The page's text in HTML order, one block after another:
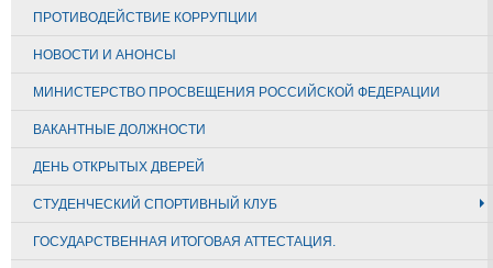
ПРОТИВОДЕЙСТВИЕ КОРРУПЦИИ
НОВОСТИ И АНОНСЫ
МИНИСТЕРСТВО ПРОСВЕЩЕНИЯ РОССИЙСКОЙ ФЕДЕРАЦИИ
ВАКАНТНЫЕ ДОЛЖНОСТИ
ДЕНЬ ОТКРЫТЫХ ДВЕРЕЙ
СТУДЕНЧЕСКИЙ СПОРТИВНЫЙ КЛУБ
ГОСУДАРСТВЕННАЯ ИТОГОВАЯ АТТЕСТАЦИЯ.